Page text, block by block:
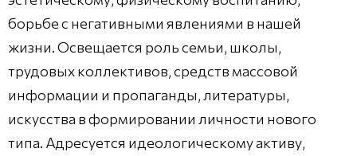
борьбе с негативными явлениями в нашей
жизни. Освещается роль семьи, школы,
трудовых коллективов, средств массовой
информации и пропаганды, литературы,
искусства в формировании личности нового
типа. Адресуется идеологическому активу,